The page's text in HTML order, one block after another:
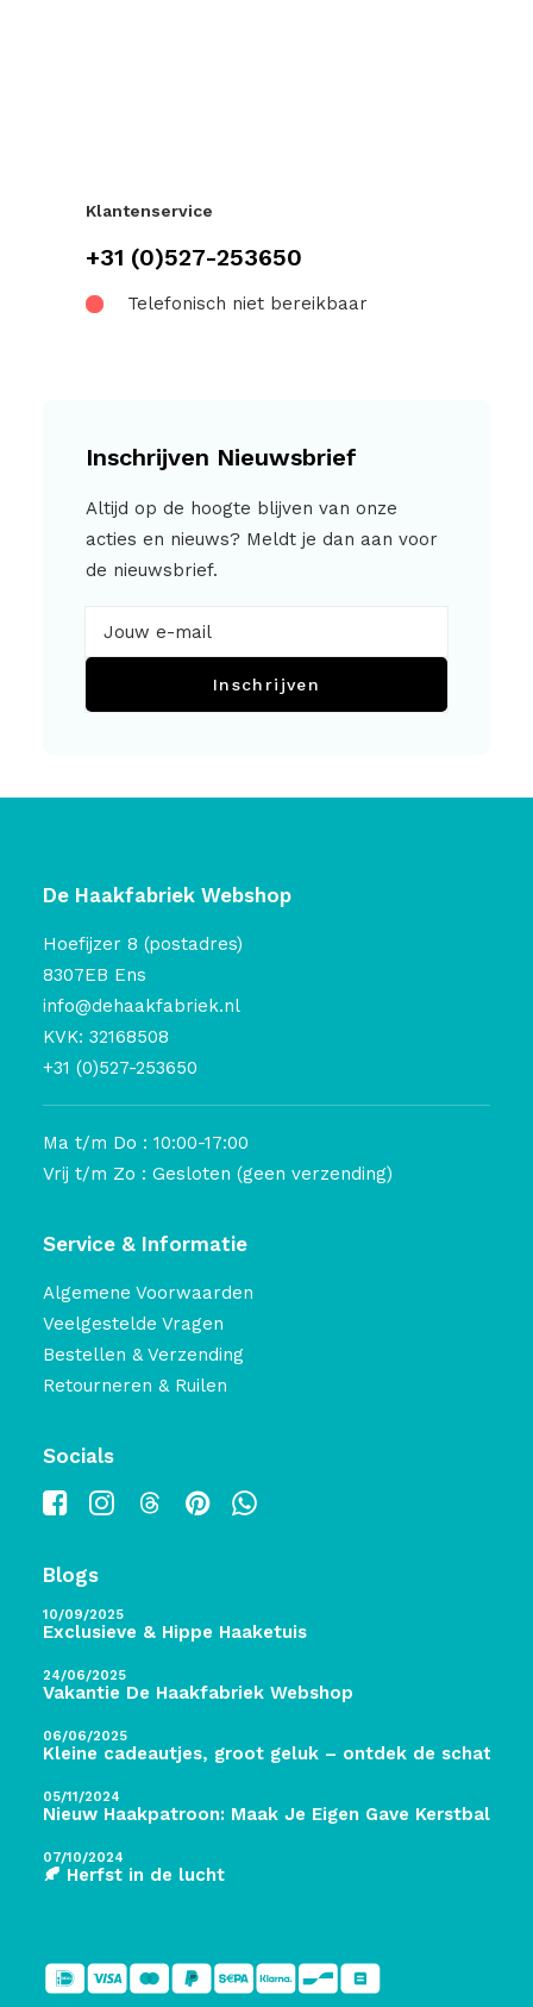
Klantenservice
+31 (0)527-253650
Telefonisch niet bereikbaar
Inschrijven Nieuwsbrief
Altijd op de hoogte blijven van onze
acties en nieuws? Meldt je dan aan voor
de nieuwsbrief.
Inschrijven
De Haakfabriek Webshop
Hoefijzer 8 (postadres)
8307EB Ens
info@dehaakfabriek.nl
KVK: 32168508
+31 (0)527-253650
Ma t/m Do : 10:00-17:00
Vrij t/m Zo : Gesloten (geen verzending)
Service & Informatie
Algemene Voorwaarden
Veelgestelde Vragen
Bestellen & Verzending
Retourneren & Ruilen
Socials
Blogs
10/09/2025
Exclusieve & Hippe Haaketuis
24/06/2025
Vakantie De Haakfabriek Webshop
06/06/2025
Kleine cadeautjes, groot geluk – ontdek de schatten
05/11/2024
Nieuw Haakpatroon: Maak Je Eigen Gave Kerstballen!
07/10/2024
🍂 Herfst in de lucht